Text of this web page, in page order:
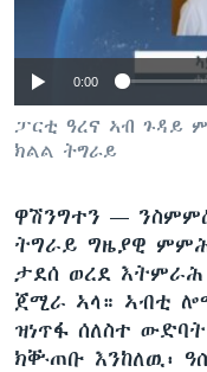
ቂሔ ጽልሚ
ቋንቋታት
0:00
ፓርቲ ዓረና ኣብ ጉዳይ
ክልል ትግራይ
ዋሽንግተን —
ትግራይ ግዜያዊ
ታደሰ ወረደ
ጀሚራ ኣላ። ኣብቲ
ዝነጥፋ ሰለስተ
ክቝጠቡ እንከለዉ፡